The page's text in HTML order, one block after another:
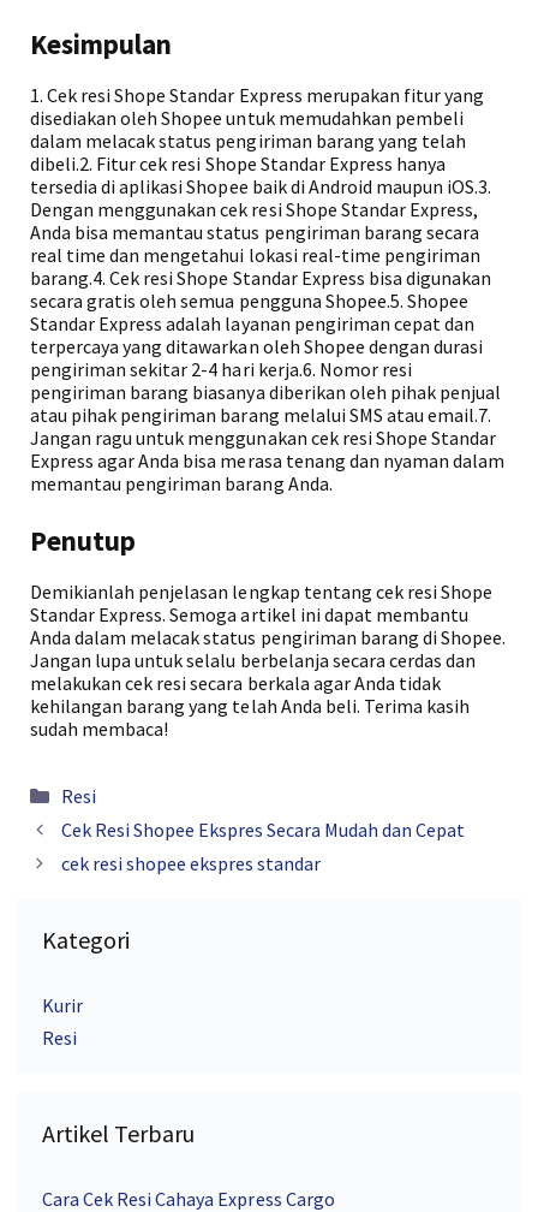
Kesimpulan
1. Cek resi Shope Standar Express merupakan fitur yang
disediakan oleh Shopee untuk memudahkan pembeli
dalam melacak status pengiriman barang yang telah
dibeli.2. Fitur cek resi Shope Standar Express hanya
tersedia di aplikasi Shopee baik di Android maupun iOS.3.
Dengan menggunakan cek resi Shope Standar Express,
Anda bisa memantau status pengiriman barang secara
real time dan mengetahui lokasi real-time pengiriman
barang.4. Cek resi Shope Standar Express bisa digunakan
secara gratis oleh semua pengguna Shopee.5. Shopee
Standar Express adalah layanan pengiriman cepat dan
terpercaya yang ditawarkan oleh Shopee dengan durasi
pengiriman sekitar 2-4 hari kerja.6. Nomor resi
pengiriman barang biasanya diberikan oleh pihak penjual
atau pihak pengiriman barang melalui SMS atau email.7.
Jangan ragu untuk menggunakan cek resi Shope Standar
Express agar Anda bisa merasa tenang dan nyaman dalam
memantau pengiriman barang Anda.
Penutup
Demikianlah penjelasan lengkap tentang cek resi Shope
Standar Express. Semoga artikel ini dapat membantu
Anda dalam melacak status pengiriman barang di Shopee.
Jangan lupa untuk selalu berbelanja secara cerdas dan
melakukan cek resi secara berkala agar Anda tidak
kehilangan barang yang telah Anda beli. Terima kasih
sudah membaca!
Kategori
Resi
Cek Resi Shopee Ekspres Secara Mudah dan Cepat
cek resi shopee ekspres standar
Kategori
Kurir
Resi
Artikel Terbaru
Cara Cek Resi Cahaya Express Cargo